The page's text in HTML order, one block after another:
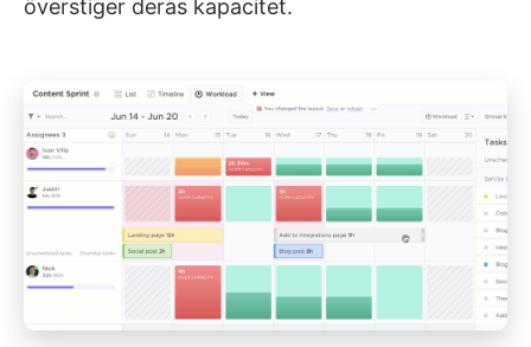
överstiger deras kapacitet.